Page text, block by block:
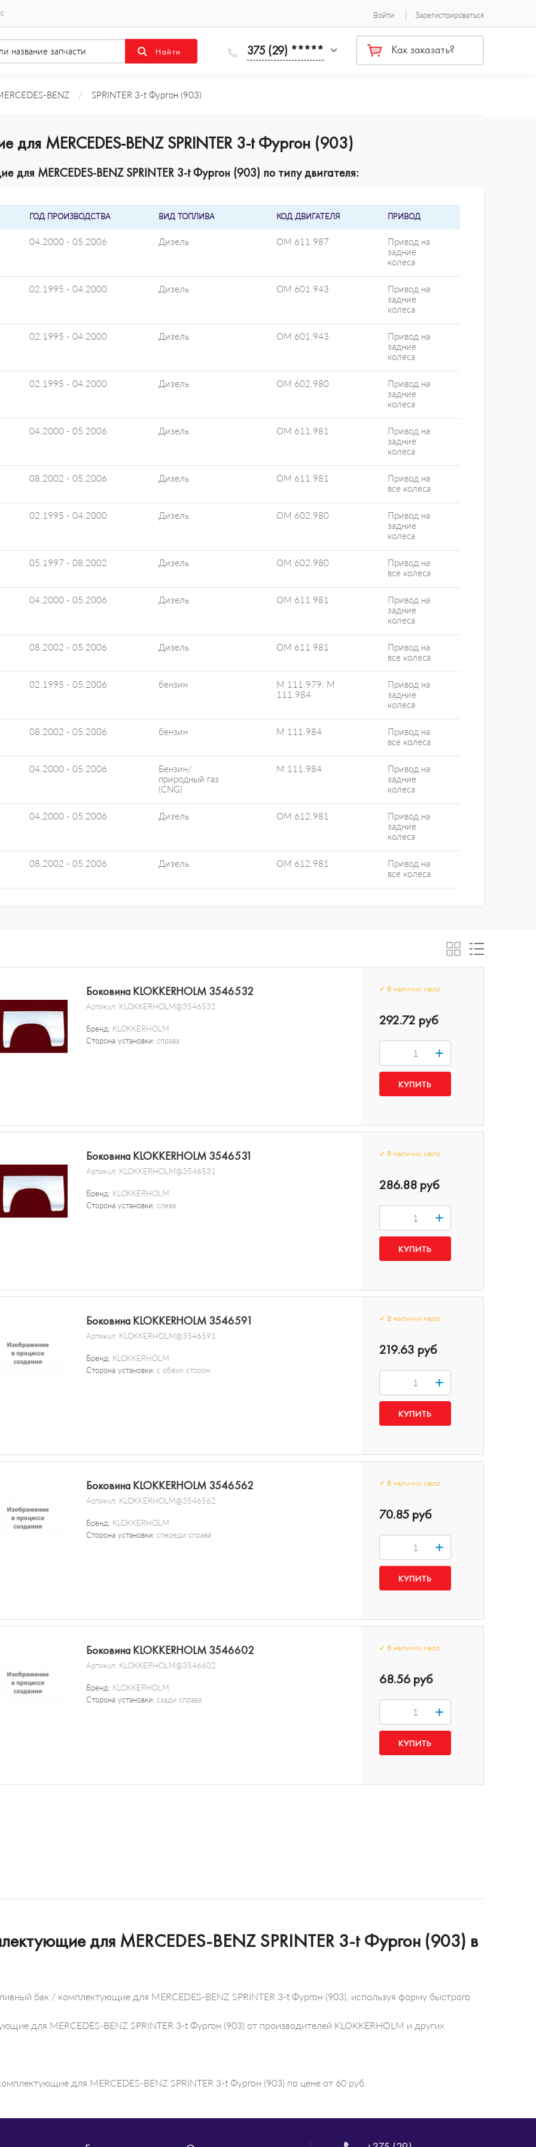
Войти Зарегистрироваться
375 (29) ***** Как заказать?
BENZ / SPRINTER 3-t Фургон (903)
MERCEDES-BENZ SPRINTER 3-t Фургон (903)
MERCEDES-BENZ SPRINTER 3-t Фургон (903) по типу двигателя:
ГОД ПРОИЗВОДСТВА ВИД ТОПЛИВА КОД ДВИГАТЕЛЯ ПРИВОД
04.2000 - 05.2006 Дизель OM 611.987
Привод на
задние
колеса
02.1995 - 04.2000 Дизель OM 601.943
Привод на
задние
колеса
02.1995 - 04.2000 Дизель OM 601.943
Привод на
задние
колеса
02.1995 - 04.2000 Дизель OM 602.980
Привод на
задние
колеса
04.2000 - 05.2006 Дизель OM 611.981
Привод на
задние
колеса
08.2002 - 05.2006 Дизель OM 611.981
Привод на
все колеса
02.1995 - 04.2000 Дизель OM 602.980
Привод на
задние
колеса
05.1997 - 08.2002 Дизель OM 602.980
Привод на
все колеса
04.2000 - 05.2006 Дизель OM 611.981
Привод на
задние
колеса
08.2002 - 05.2006 Дизель OM 611.981
Привод на
все колеса
02.1995 - 05.2006 бензин
M 111.979; M
111.984
Привод на
задние
колеса
08.2002 - 05.2006 бензин M 111.984
Привод на
все колеса
04.2000 - 05.2006
Бензин/
природный газ
(CNG)
M 111.984
Привод на
задние
колеса
04.2000 - 05.2006 Дизель OM 612.981
Привод на
задние
колеса
08.2002 - 05.2006 Дизель OM 612.981
Привод на
все колеса
Боковина KLOKKERHOLM 3546532
Артикул: KLOKKERHOLM@3546532
Бренд: KLOKKERHOLM
Сторона установки: справа
✓ В наличии мало
292.72 руб
+
Боковина KLOKKERHOLM 3546531
Артикул: KLOKKERHOLM@3546531
Бренд: KLOKKERHOLM
Сторона установки: слева
✓ В наличии мало
286.88 руб
+
Боковина KLOKKERHOLM 3546591
Артикул: KLOKKERHOLM@3546591
Бренд: KLOKKERHOLM
Сторона установки: с обеих сторон
✓ В наличии мало
219.63 руб
+
Боковина KLOKKERHOLM 3546562
Артикул: KLOKKERHOLM@3546562
Бренд: KLOKKERHOLM
Сторона установки: спереди справа
✓ В наличии мало
70.85 руб
+
Боковина KLOKKERHOLM 3546602
Артикул: KLOKKERHOLM@3546602
Бренд: KLOKKERHOLM
Сторона установки: сзади справа
✓ В наличии мало
68.56 руб
+
для MERCEDES-BENZ SPRINTER 3-t Фургон (903) в
бак / комплектующие для MERCEDES-BENZ SPRINTER 3-t Фургон (903), используя форму быстрого
для MERCEDES-BENZ SPRINTER 3-t Фургон (903) от производителей KLOKKERHOLM и других
для MERCEDES-BENZ SPRINTER 3-t Фургон (903) по цене от 60 руб.